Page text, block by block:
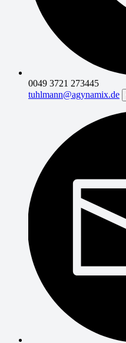
0049 3721 273445
tuhlmann@agynamix.de